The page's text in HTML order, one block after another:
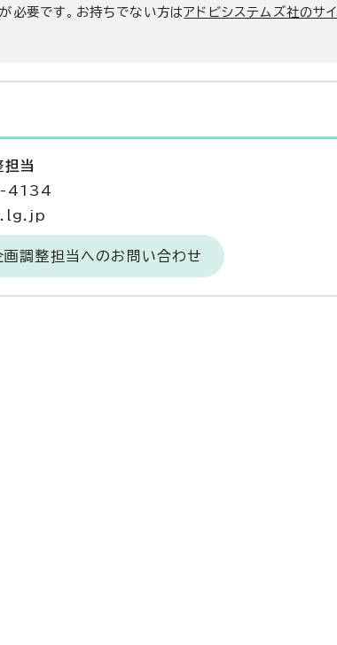
必要です。お持ちでない方はアドビシステムズ社のサイ
当
4134
調整担当へのお問い合わせ